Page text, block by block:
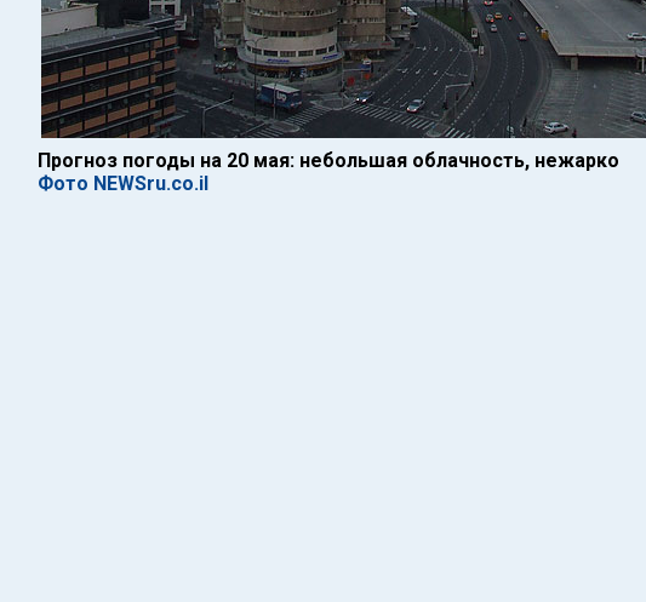
Прогноз погоды на 20 мая: небольшая облачность, нежарко
Фото NEWSru.co.il